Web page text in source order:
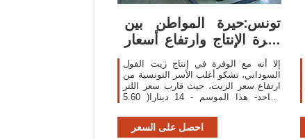
تونس:حيرة المواطن بين
وفرة الإنتاج وارتفاع أسعار
زيت الفول السوداني
إلا أنه مع الوفرة في إنتاج زيت الفول
السوداني، تشكو أغلب الأسر التونسية من
ارتفاع سعر الزيت، حيث قارب سعر اللتر
الواحد- هذا الموسم - 14 دينارا( 5.60
فتحت أبوابها قبل
احصل على السعر